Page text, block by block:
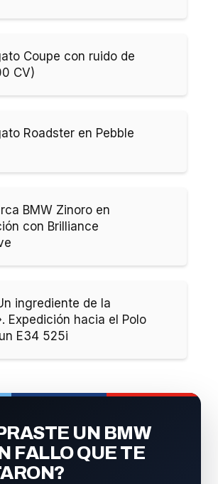
Coupe con ruido de
CV)
Roadster en Pebble
BMW Zinoro en
con Brilliance
ingrediente de la
Expedición hacia el Polo
E34 525i
UN BMW
FALLO QUE TE